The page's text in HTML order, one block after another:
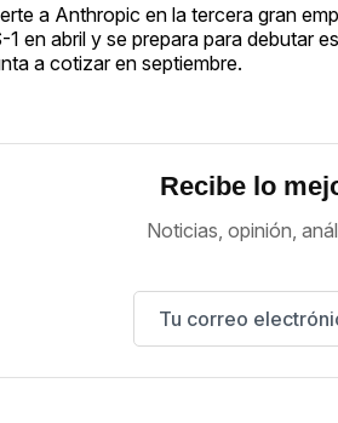
a Anthropic en la tercera gran
en abril y se prepara para debutar
a cotizar en septiembre.
Recibe lo
Noticias, opinión,